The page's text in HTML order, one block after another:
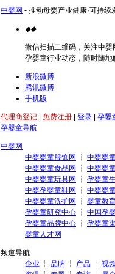
中婴网 - 推动母婴产业健康·可持续
◆◆
微信扫描二维码，关注中婴
孕婴童行业动态，随时随地
新浪微博
腾讯微博
手机版
代理商登记 免费注册 登录
孕婴
孕婴童导航
中婴网
中婴婴童服饰网
┆ 中婴婴
中婴婴童食品网
┆ 中婴婴
中婴婴童玩具网
┆ 孕婴童
中婴孕婴童鞋网
┆ 中婴婴
中婴婴童洗护网
┆ 婴童教
孕婴童研究中心 ┆ 中国孕
孕婴童品牌中心 ┆ 孕婴童
婴童人才网
频道导航
企业 ┆ 品牌 ┆ 产品 ┆ 视